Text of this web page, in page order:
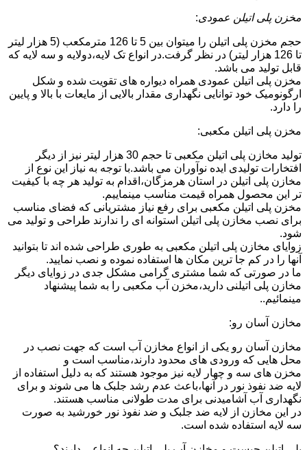
مخزن پلی اتیلن عمودی:
حجم مخزن پلی اتیلن را میتوان بین 5 تا 126 مترمکعب (5 هزار لیتر
تا 126 هزار لیتر) در نظر گرفت.در انواع تک لایه،دولایه و سه لایه که
قابل تولید می باشد.
مخزن پلی اتیلن عمودی همراه دیواره های تقویت شده و شکل
ارگونومیک خود توانایی نگهداری مقدار بالایی از مایعات با بالا و پایین
را دارد.
مخزن پلی اتیلن مکعبی:
تولید مخازن پلی اتیلن مکعبی تا حجم 30 هزار لیتر نیز از دیگر
افتخارات تولیدی ایده نوآوران می باشد.با توجه به نیاز این نوع از
مخازن پلی اتیلن در استان هرمزگان،اقدام به تولید هر چه با کیفیت
تر این محصول همراه قیمت مناسب مینماییم.
مخزن پلی اتیلن مکعبی برای رفع نیاز مشتریانی که فضای مناسب
برای نصب مخازن پلی اتیلن استوانه ای را ندارند طراحی و تولید می
شود.
زوایای مخازن پلی اتیلن مکعبی به طوری طراحی شده اند تا بتوانید
آنها را در کم جا ترین مکان ها استفاده نموده و نصب نمایید.
ما در صورتی که شما مشتری گرامی مشکل جدی در زوایای دیگر
مخازن پلی اتیلنی دارید،مخزن آب مکعبی را به شما پیشنهاد
مینمائیم..
مخازن آسان رو:
مخازن آسان رو یکی از انواع مخازن آب است که جهت نصب در
محل هایی که ورودی های محدود دارند،مناسب است و
مخزن های سه و چهار لایه نیز موجود هستند که به دلیل استفاده از
لایه ضد نفوذ نور در آنها،باعث عدم رشد جلبک ها می شوند و برای
نگهداری آب آشامیدنی برای مدت طولانی مناسب هستند.
در این مخازن از لایه ضد جلبک و ضد نفوذ نور خورشید به صورت
سه لایه استفاده شده است.